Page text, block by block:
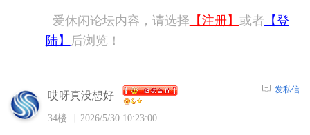
爱休闲论坛内容，请选择 【注册】 或者 【登
陆】
后浏览！
哎呀真没想好
34楼 2026/5/30 10:23:00
发私信